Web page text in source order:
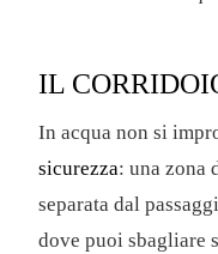
IL
In acqua non si
sicurezza: una zona
separata dal
dove puoi sbagliare